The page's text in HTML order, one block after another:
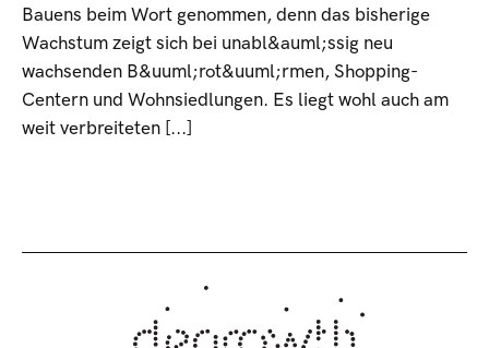
Bauens beim Wort genommen, denn das bisherige
Wachstum zeigt sich bei unabl&auml;ssig neu
wachsenden B&uuml;rot&uuml;rmen, Shopping-
Centern und Wohnsiedlungen. Es liegt wohl auch am
weit verbreiteten [...]